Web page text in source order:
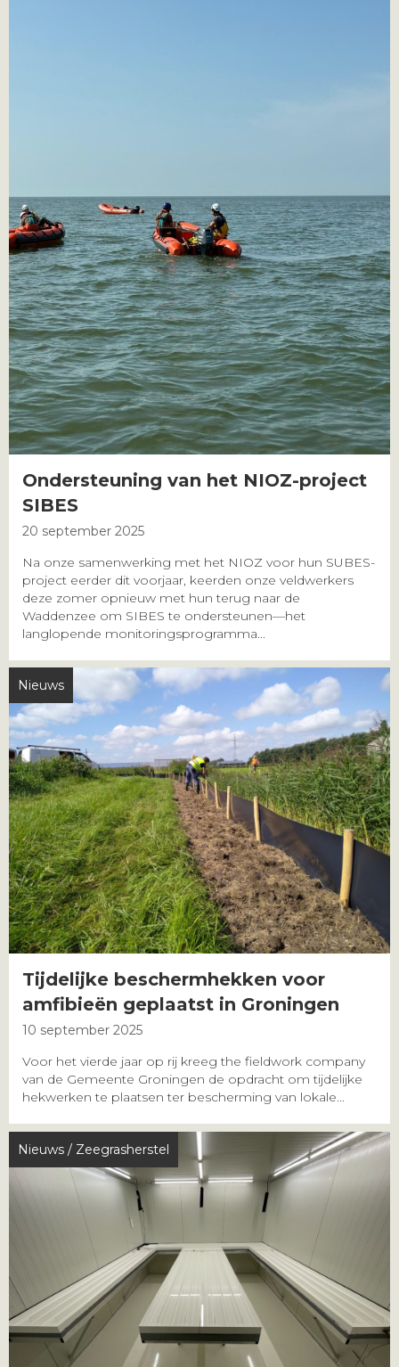
Ondersteuning van het NIOZ-project
SIBES
20 september 2025
Na onze samenwerking met het NIOZ voor hun SUBES-
project eerder dit voorjaar, keerden onze veldwerkers
deze zomer opnieuw met hun terug naar de
Waddenzee om SIBES te ondersteunen—het
langlopende monitoringsprogramma...
Nieuws
Tijdelijke beschermhekken voor
amfibieën geplaatst in Groningen
10 september 2025
Voor het vierde jaar op rij kreeg the fieldwork company
van de Gemeente Groningen de opdracht om tijdelijke
hekwerken te plaatsen ter bescherming van lokale...
Nieuws / Zeegrasherstel